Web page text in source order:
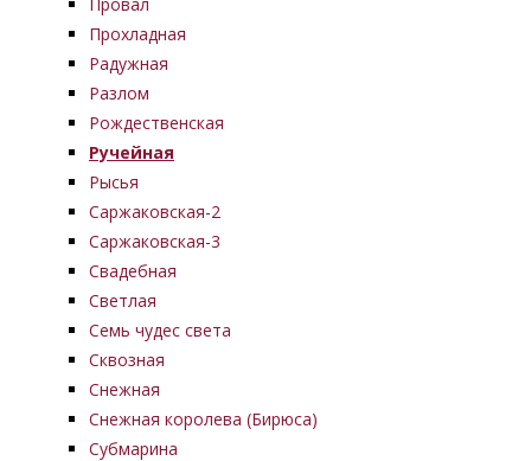
Прохладная
Радужная
Разлом
Рождественская
Ручейная
Рысья
Саржаковская-2
Саржаковская-3
Свадебная
Светлая
Семь чудес света
Сквозная
Снежная
Снежная королева (Бирюса)
Субмарина